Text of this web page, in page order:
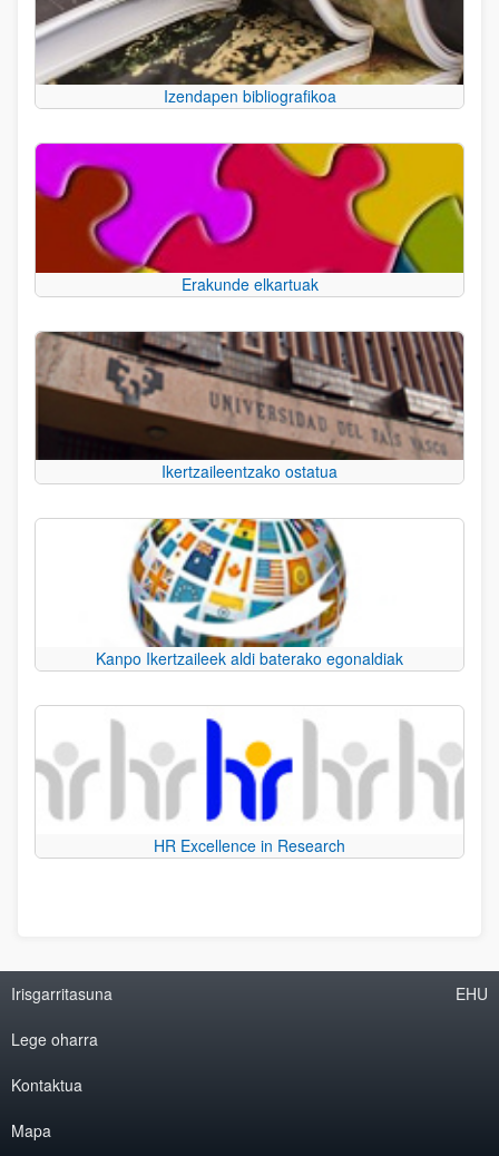
Izendapen bibliografikoa
Erakunde elkartuak
Ikertzaileentzako ostatua
Kanpo Ikertzaileek aldi baterako egonaldiak
HR Excellence in Research
Irisgarritasuna
Lege oharra
Kontaktua
Mapa
EHU